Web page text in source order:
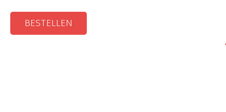
BESTELLEN